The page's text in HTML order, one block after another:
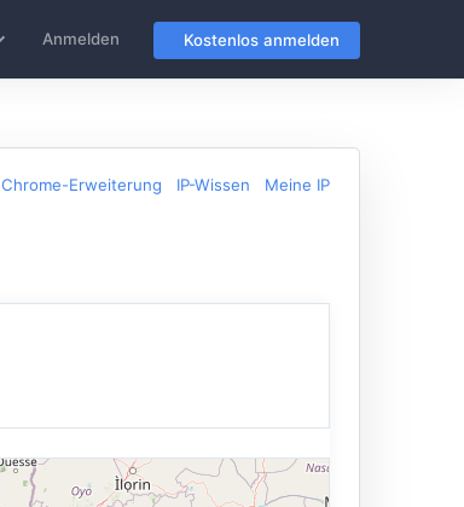
Anmelden Kostenlos anmelden
Chrome-Erweiterung IP-Wissen Meine IP